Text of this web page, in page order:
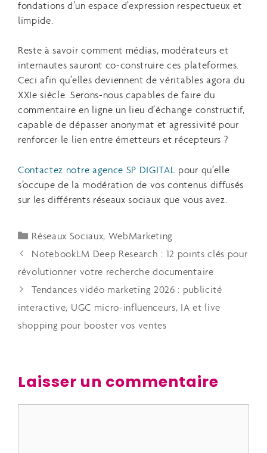
fondations d’un espace d’expression respectueux et
limpide.
Reste à savoir comment médias, modérateurs et
internautes sauront co-construire ces plateformes.
Ceci afin qu’elles deviennent de véritables agora du
XXIe siècle. Serons-nous capables de faire du
commentaire en ligne un lieu d’échange constructif,
capable de dépasser anonymat et agressivité pour
renforcer le lien entre émetteurs et récepteurs ?
Contactez notre agence SP DIGITAL pour qu’elle
s’occupe de la modération de vos contenus diffusés
sur les différents réseaux sociaux que vous avez.
Réseaux Sociaux, WebMarketing
NotebookLM Deep Research : 12 points clés pour
révolutionner votre recherche documentaire
Tendances vidéo marketing 2026 : publicité
interactive, UGC micro-influenceurs, IA et live
shopping pour booster vos ventes
Laisser un commentaire